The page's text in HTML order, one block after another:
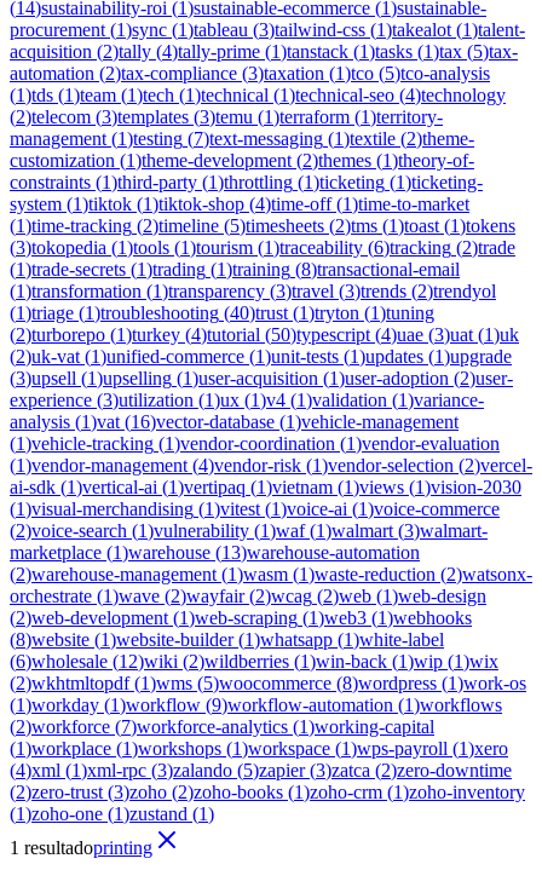
(14)sustainability-roi (1)sustainable-ecommerce (1)sustainable-
procurement (1)sync (1)tableau (3)tailwind-css (1)takealot (1)talent-
acquisition (2)tally (4)tally-prime (1)tanstack (1)tasks (1)tax (5)tax-
automation (2)tax-compliance (3)taxation (1)tco (5)tco-analysis
(1)tds (1)team (1)tech (1)technical (1)technical-seo (4)technology
(2)telecom (3)templates (3)temu (1)terraform (1)territory-
management (1)testing (7)text-messaging (1)textile (2)theme-
customization (1)theme-development (2)themes (1)theory-of-
constraints (1)third-party (1)throttling (1)ticketing (1)ticketing-
system (1)tiktok (1)tiktok-shop (4)time-off(1)time-to-market
(1)time-tracking (2)timeline (5)timesheets (2)tms (1)toast (1)tokens
(3)tokopedia (1)tools (1)tourism (1)traceability (6)tracking (2)trade
(1)trade-secrets (1)trading (1)training (8)transactional-email
(1)transformation (1)transparency (3)travel (3)trends (2)trendyol
(1)triage (1)troubleshooting (40)trust (1)tryton (1)tuning
(2)turborepo (1)turkey (4)tutorial (50)typescript (4)uae (3)uat (1)uk
(2)uk-vat (1)unified-commerce (1)unit-tests (1)updates (1)upgrade
(3)upsell (1)upselling (1)user-acquisition (1)user-adoption (2)user-
experience (3)utilization (1)ux (1)v4 (1)validation (1)variance-
analysis (1)vat (16)vector-database (1)vehicle-management
(1)vehicle-tracking (1)vendor-coordination (1)vendor-evaluation
(1)vendor-management (4)vendor-risk (1)vendor-selection (2)vercel-
ai-sdk (1)vertical-ai (1)vertipaq (1)vietnam (1)views (1)vision-2030
(1)visual-merchandising (1)vitest (1)voice-ai (1)voice-commerce
(2)voice-search (1)vulnerability (1)waf(1)walmart (3)walmart-
marketplace (1)warehouse (13)warehouse-automation
(2)warehouse-management (1)wasm (1)waste-reduction (2)watsonx-
orchestrate (1)wave (2)wayfair(2)wcag (2)web (1)web-design
(2)web-development (1)web-scraping (1)web3 (1)webhooks
(8)website (1)website-builder(1)whatsapp (1)white-label
(6)wholesale (12)wiki (2)wildberries (1)win-back (1)wip (1)wix
(2)wkhtmltopdf(1)wms (5)woocommerce (8)wordpress (1)work-os
(1)workday (1)workflow (9)workflow-automation (1)workflows
(2)workforce (7)workforce-analytics (1)working-capital
(1)workplace (1)workshops (1)workspace (1)wps-payroll (1)xero
(4)xml (1)xml-rpc (3)zalando (5)zapier(3)zatca (2)zero-downtime
(2)zero-trust (3)zoho (2)zoho-books (1)zoho-crm (1)zoho-inventory
(1)zoho-one (1)zustand (1)
1 resultadoprinting